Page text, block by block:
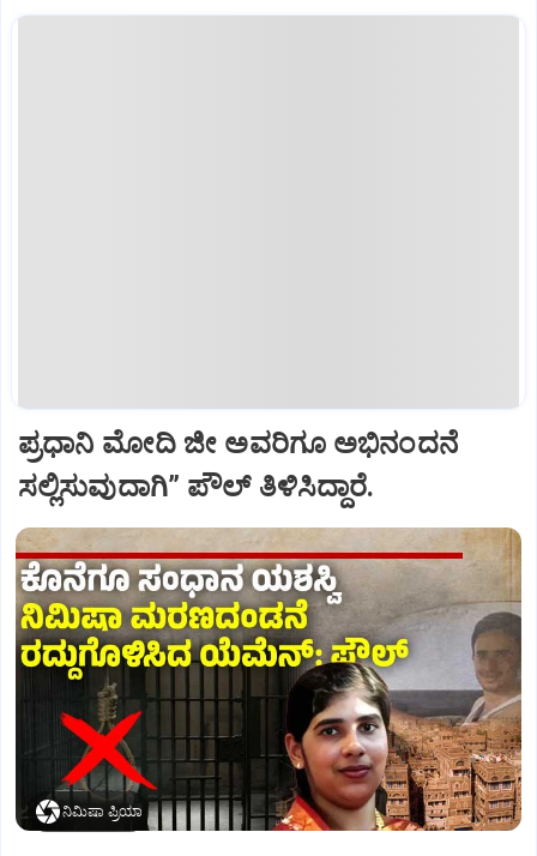
ಪ್ರಧಾನಿ ಮೋದಿ ಜೀ ಅವರಿಗೂ ಅಭಿನಂದನೆ
ಸಲ್ಲಿಸುವುದಾಗಿ” ಪೌಲ್‌ ತಿಳಿಸಿದ್ದಾರೆ.
ನಿಮಿಷಾ ಪ್ರಿಯಾ